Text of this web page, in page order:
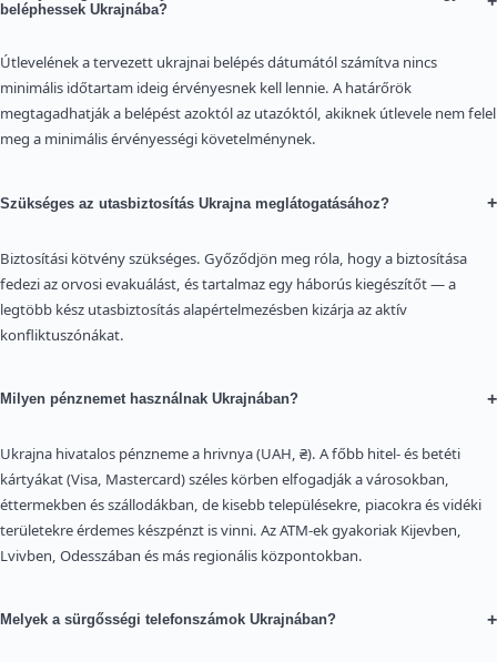
beléphessek Ukrajnába?
Útlevelének a tervezett ukrajnai belépés dátumától számítva nincs
minimális időtartam ideig érvényesnek kell lennie. A határőrök
megtagadhatják a belépést azoktól az utazóktól, akiknek útlevele nem felel
meg a minimális érvényességi követelménynek.
Szükséges az utasbiztosítás Ukrajna meglátogatásához? +
Biztosítási kötvény szükséges. Győződjön meg róla, hogy a biztosítása
fedezi az orvosi evakuálást, és tartalmaz egy háborús kiegészítőt — a
legtöbb kész utasbiztosítás alapértelmezésben kizárja az aktív
konfliktuszónákat.
Milyen pénznemet használnak Ukrajnában? +
Ukrajna hivatalos pénzneme a hrivnya (UAH, ₴). A főbb hitel- és betéti
kártyákat (Visa, Mastercard) széles körben elfogadják a városokban,
éttermekben és szállodákban, de kisebb településekre, piacokra és vidéki
területekre érdemes készpénzt is vinni. Az ATM-ek gyakoriak Kijevben,
Lvivben, Odesszában és más regionális központokban.
Melyek a sürgősségi telefonszámok Ukrajnában? +